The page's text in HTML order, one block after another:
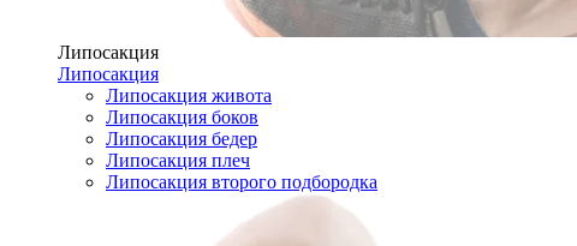
Липосакция
Липосакция
Липосакция живота
Липосакция боков
Липосакция бедер
Липосакция плеч
Липосакция второго подбородка